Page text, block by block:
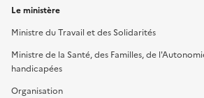
Le ministère
Ministre du Travail et des Solidarités
Ministre de la Santé, des Familles, de
handicapées
Organisation